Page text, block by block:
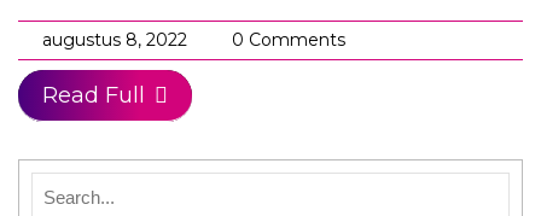
Cocktail workshop
Mocktailbar
Mobiele Winterbar
augustus 8, 2022 0 Comments
Read Full